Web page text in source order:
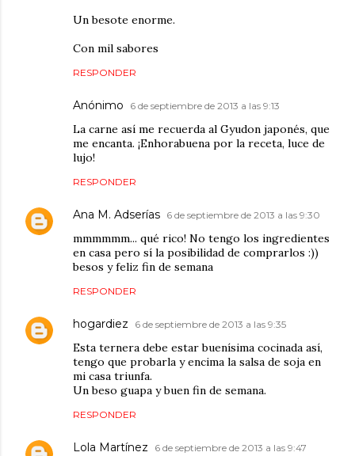
Un besote enorme.
Con mil sabores
RESPONDER
Anónimo 6 de septiembre de 2013 a las 9:13
La carne así me recuerda al Gyudon japonés, que
me encanta. ¡Enhorabuena por la receta, luce de
lujo!
RESPONDER
Ana M. Adserías 6 de septiembre de 2013 a las 9:30
mmmmmm... qué rico! No tengo los ingredientes
en casa pero sí la posibilidad de comprarlos :))
besos y feliz fin de semana
RESPONDER
hogardiez 6 de septiembre de 2013 a las 9:35
Esta ternera debe estar buenísima cocinada así,
tengo que probarla y encima la salsa de soja en
mi casa triunfa.
Un beso guapa y buen fin de semana.
RESPONDER
Lola Martínez 6 de septiembre de 2013 a las 9:47